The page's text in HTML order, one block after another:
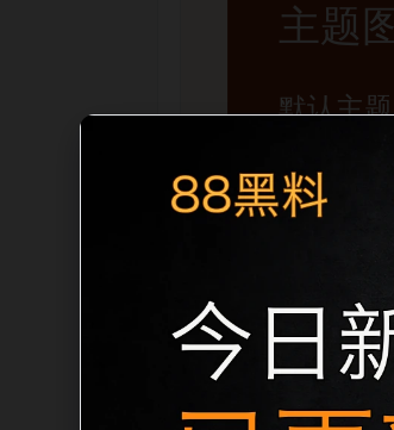
移动端搜索场景
黑料不打烊手机版入口
内推荐。用户进入页面
归集和主题一致性，避